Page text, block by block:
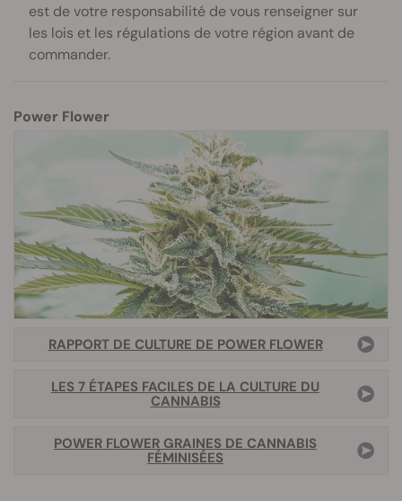
est de votre responsabilité de vous renseigner sur
les lois et les régulations de votre région avant de
commander.
Power Flower
RAPPORT DE CULTURE DE POWER FLOWER
LES 7 ÉTAPES FACILES DE LA CULTURE DU
CANNABIS
POWER FLOWER GRAINES DE CANNABIS
FÉMINISÉES